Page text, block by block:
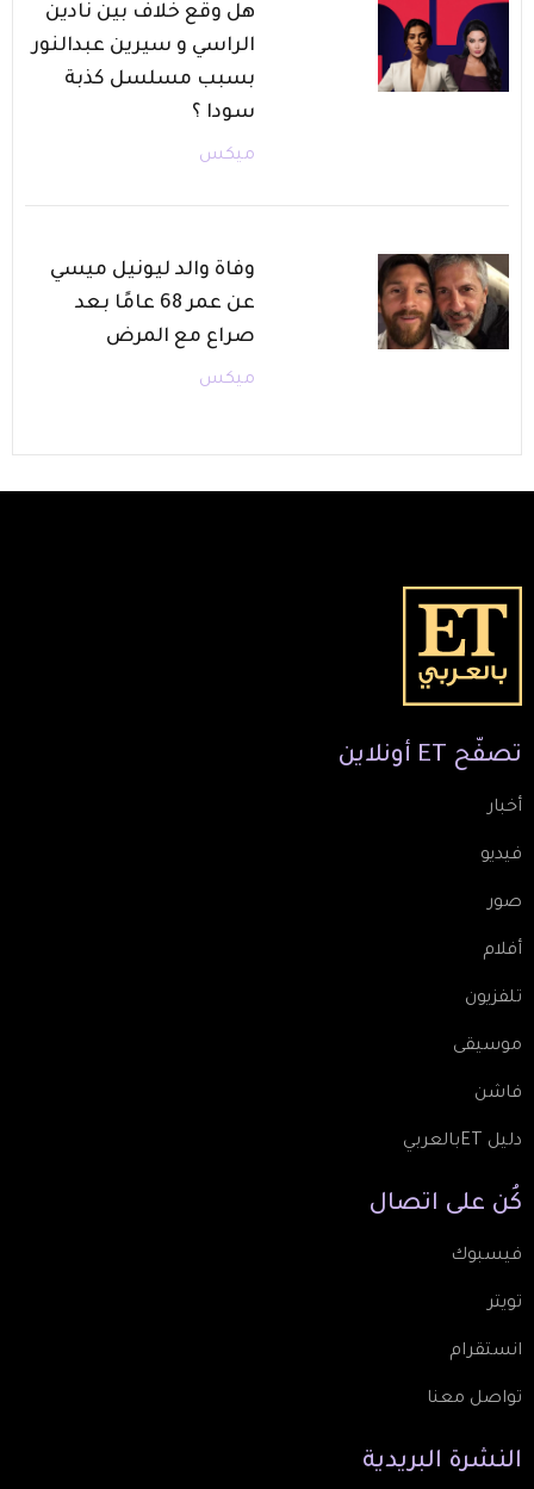
هل وقع خلاف بين نادين
الراسي و سيرين عبدالنور
بسبب مسلسل كذبة
سودا ؟
ميكس
وفاة والد ليونيل ميسي
عن عمر 68 عامًا بعد
صراع مع المرض
ميكس
تصفّح ET أونلاين
أخبار
فيديو
صور
أفلام
تلفزيون
موسيقى
فاشن
دليل ETبالعربي
كُن على اتصال
فيسبوك
تويتر
انستقرام
تواصل معنا
النشرة البريدية